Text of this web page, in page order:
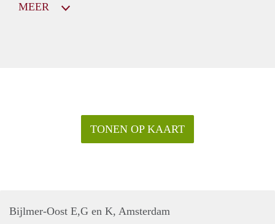
MEER
TONEN OP KAART
Bijlmer-Oost E,G en K, Amsterdam